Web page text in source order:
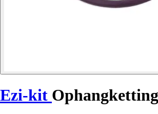
Ezi-kit Ophangketting